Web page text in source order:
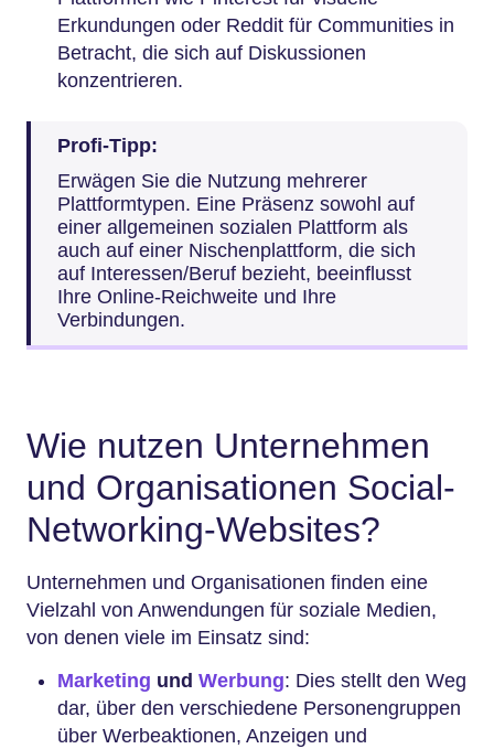
Erkundungen oder Reddit für Communities in
Betracht, die sich auf Diskussionen
konzentrieren.
Profi-Tipp:
Erwägen Sie die Nutzung mehrerer
Plattformtypen. Eine Präsenz sowohl auf
einer allgemeinen sozialen Plattform als
auch auf einer Nischenplattform, die sich
auf Interessen/Beruf bezieht, beeinflusst
Ihre Online-Reichweite und Ihre
Verbindungen.
Wie nutzen Unternehmen
und Organisationen Social-
Networking-Websites?
Unternehmen und Organisationen finden eine
Vielzahl von Anwendungen für soziale Medien,
von denen viele im Einsatz sind:
Marketing und Werbung: Dies stellt den Weg
dar, über den verschiedene Personengruppen
über Werbeaktionen, Anzeigen und